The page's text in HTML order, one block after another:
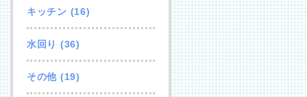
キッチン (16)
水回り (36)
その他 (19)